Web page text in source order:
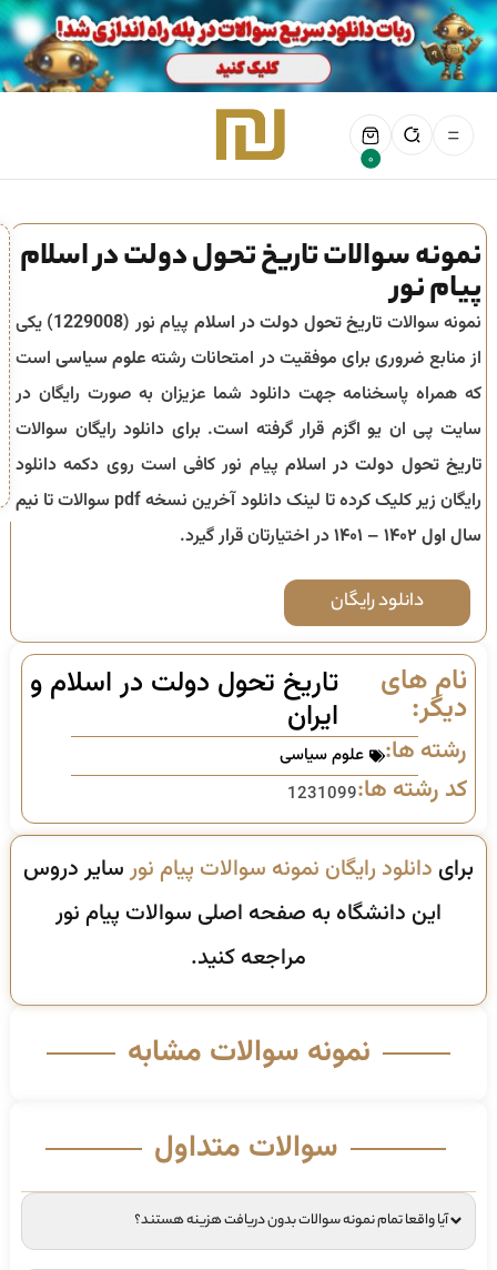
0
نمونه سوالات تاریخ تحول دولت در اسلام
پیام نور
نمونه سوالات تاریخ تحول دولت در اسلام پیام نور (1229008) یکی
از منابع ضروری برای موفقیت در امتحانات رشته علوم سیاسیاست
که همراه پاسخنامه جهت دانلود شما عزیزان به صورت رایگان در
سایت پی ان یو اگزم قرار گرفته است. برای دانلود رایگان سوالات
تاریخ تحول دولت در اسلام پیام نور کافی است روی دکمه دانلود
رایگان زیر کلیک کرده تا لینک دانلود آخرین نسخه pdf سوالات تا
نیم
سال اول ۱۴۰۲ – ۱۴۰۱
در اختیارتان قرار گیرد.
دانلود رایگان
نام های
دیگر:
تاریخ تحول دولت در اسلام و
ایران
رشته ها: علوم سیاسی
کد رشته ها:1231099
برای دانلود رایگان نمونه سوالات پیام نورسایر دروس
این دانشگاه به صفحه اصلی سوالات پیام نور
مراجعه کنید.
نمونه سوالات مشابه
سوالات متداول
آیا واقعا تمام نمونه سوالات بدون دریافت هزینه هستند؟